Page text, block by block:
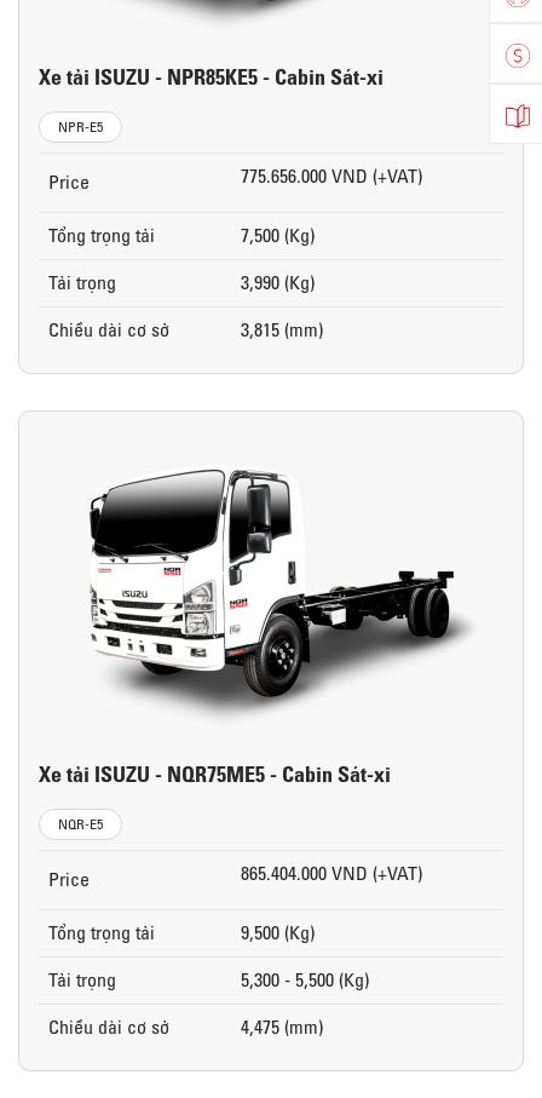
Xe tải ISUZU - NPR85KE5 - Cabin Sát-xi
NPR-E5
Price 775.656.000 VND (+VAT)
Tổng trọng tải
7,500 (Kg)
Tải trọng
3,990 (Kg)
Chiều dài cơ sở
3,815 (mm)
Xe tải ISUZU - NQR75ME5 - Cabin Sát-xi
NQR-E5
Price 865.404.000 VND (+VAT)
Tổng trọng tải
9,500 (Kg)
Tải trọng
5,300 - 5,500 (Kg)
Chiều dài cơ sở
4,475 (mm)